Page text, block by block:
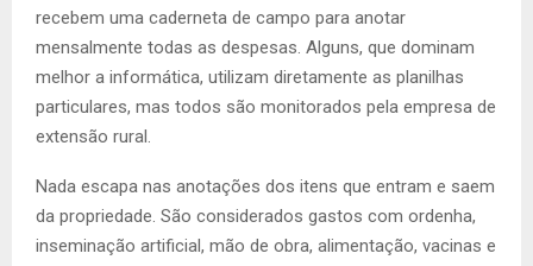
recebem uma caderneta de campo para anotar
mensalmente todas as despesas. Alguns, que dominam
melhor a informática, utilizam diretamente as planilhas
particulares, mas todos são monitorados pela empresa de
extensão rural.
Nada escapa nas anotações dos itens que entram e saem
da propriedade. São considerados gastos com ordenha,
inseminação artificial, mão de obra, alimentação, vacinas e